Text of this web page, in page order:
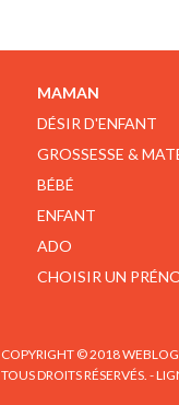
MAMAN
DÉSIR D'ENFANT
GROSSESSE &
BÉBÉ
ENFANT
ADO
CHOISIR UN
COPYRIGHT © 2018
TOUS DROITS RÉSERVÉS. -